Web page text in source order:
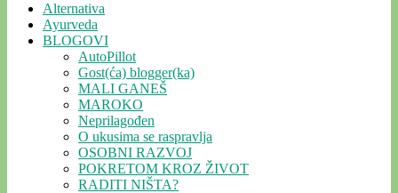
Alternativa
Ayurveda
BLOGOVI
AutoPillot
Gost(ća) blogger(ka)
MALI GANEŠ
MAROKO
Neprilagođen
O ukusima se raspravlja
OSOBNI RAZVOJ
POKRETOM KROZ ŽIVOT
RADITI NIŠTA?